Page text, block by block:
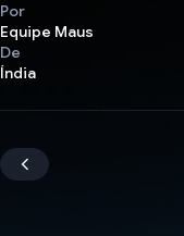
Por
Equipe Maus
De
Índia